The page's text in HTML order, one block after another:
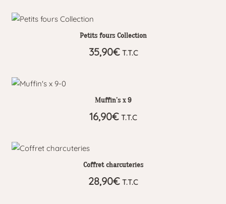
Petits fours Collection
35,90€ T.T.C
Muffin’s x 9
16,90€ T.T.C
Coffret charcuteries
28,90€ T.T.C